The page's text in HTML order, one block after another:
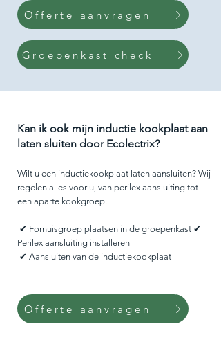
Offerte aanvragen
Groepenkast check
Kan ik ook mijn inductie kookplaat aan
laten sluiten door Ecolectrix?
Wilt u een inductiekookplaat laten aansluiten? Wij
regelen alles voor u, van perilex aansluiting tot
een aparte kookgroep.
✔ Fornuisgroep plaatsen in de groepenkast ✔
Perilex aansluiting installeren
✔ Aansluiten van de inductiekookplaat
Offerte aanvragen